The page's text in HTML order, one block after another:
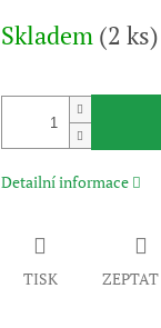
cena:
Skladem (2 ks)
Detailní informace
TISK ZEPTAT